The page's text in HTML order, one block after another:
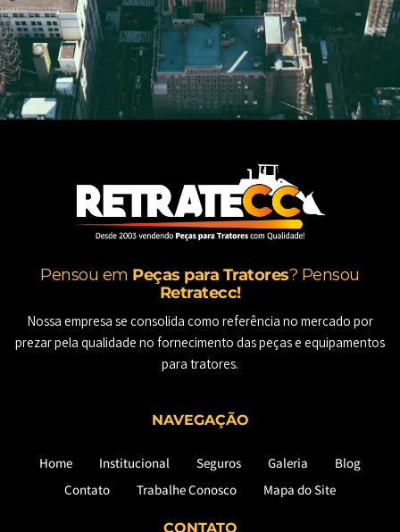
Pensou em Peças para Tratores? Pensou
Retratecc!
Nossa empresa se consolida como referência no mercado por
prezar pela qualidade no fornecimento das peças e equipamentos
para tratores.
NAVEGAÇÃO
Home Institucional Seguros Galeria
Blog
Contato
Trabalhe Conosco Mapa do Site
CONTATO